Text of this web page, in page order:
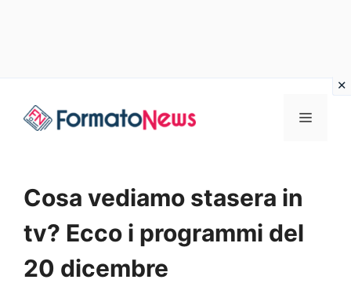
Menu
Cosa vediamo stasera in
tv? Ecco i programmi del
20 dicembre